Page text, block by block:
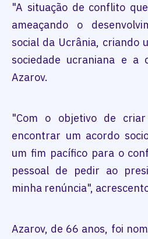
"A situação de conflito
ameaçando o
social da Ucrânia, criando
sociedade ucraniana e a
Azarov.
"Com o objetivo de
encontrar um acordo
um fim pacífico para o
pessoal de pedir ao
minha renúncia",
Azarov, de 66 anos, foi